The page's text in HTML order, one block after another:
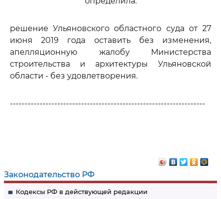
Законодательство РФ
Кодексы РФ в действующей редакции
решение Ульяновского областного суда от 27
июня 2019 года оставить без изменения,
апелляционную жалобу Министерства
строительства и архитектуры Ульяновской
области - без удовлетворения.
------------------------------------------------------------------